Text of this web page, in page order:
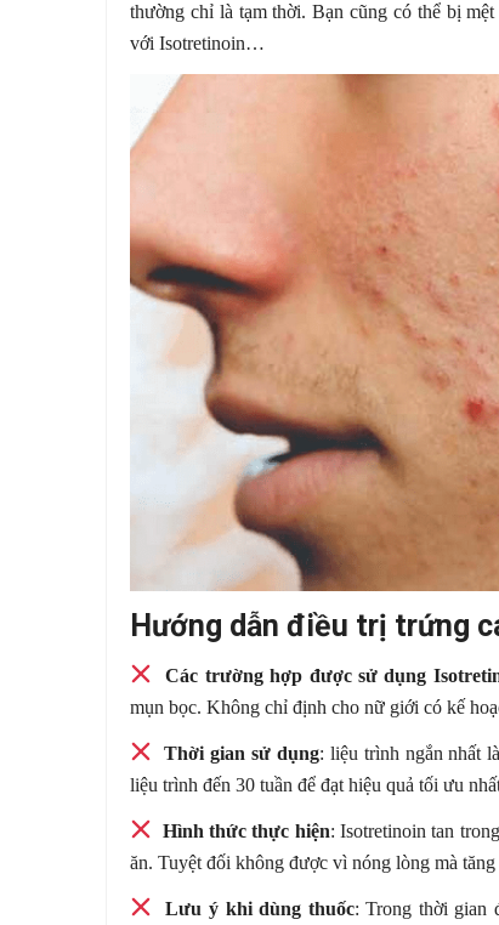
thường chỉ là tạm thời. Bạn cũng có thể bị
với Isotretinoin…
Hướng dẫn điều trị trứng
Các trường hợp được sử dụng
mụn bọc. Không chỉ định cho nữ giới có kế
Thời gian sử dụng: liệu trình ngắn nhất
liệu trình đến 30 tuần để đạt hiệu quả tối ưu
Hình thức thực hiện: Isotretinoin tan
ăn. Tuyệt đối không được vì nóng lòng mà
Lưu ý khi dùng thuốc: Trong thời gian